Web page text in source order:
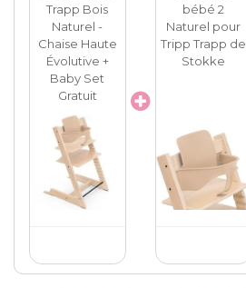
Trapp Bois
Naturel -
Chaise Haute
Évolutive +
Baby Set
Gratuit
bébé 2
Naturel pour
Tripp Trapp de
Stokke